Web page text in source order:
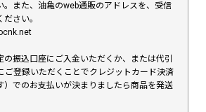
。また、油亀のweb通販のアドレスを、受信
さい。
振込口座にご入金いただくか、または代引
ご登録いただくことでクレジットカード決済
）でのお支払いが決まりましたら商品を発送